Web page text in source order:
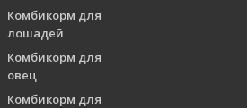
Комбикорм для
лошадей
Комбикорм для
овец
Комбикорм для